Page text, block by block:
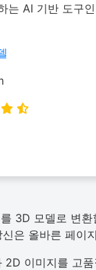
는 AI 기반 도구
3D 모델로 변
은 올바른 페이
2D 이미지를 고